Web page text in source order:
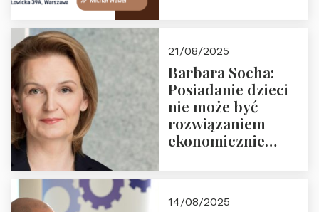
Nowego
Ćwierćwiecza”
21/08/2025
Barbara Socha:
Posiadanie dzieci
nie może być
rozwiązaniem
ekonomicznie
14/08/2025